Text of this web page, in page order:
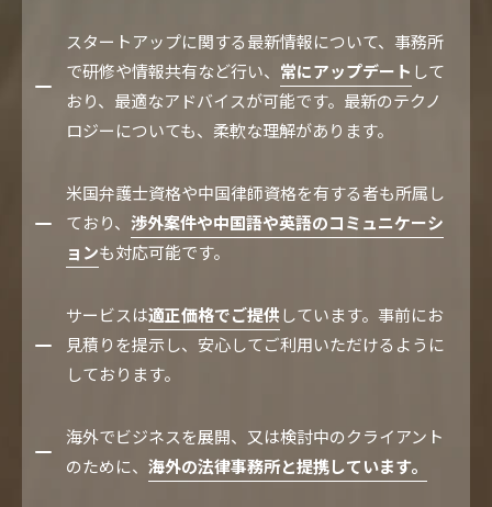
スタートアップに関する最新情報について、事務所
で研修や情報共有など行い、 常にアップデート して
おり、最適なアドバイスが可能です。最新のテクノ
ロジーについても、柔軟な理解があります。
米国弁護士資格や中国律師資格を有する者も所属し
ており、 渉外案件や中国語や英語のコミュニケーシ
ョンも対応可能です。
サービスは適正価格でご提供しています。事前にお
見積りを提示し、安心してご利用いただけるように
しております。
海外でビジネスを展開、又は検討中のクライアント
のために、 海外の法律事務所と提携しています。